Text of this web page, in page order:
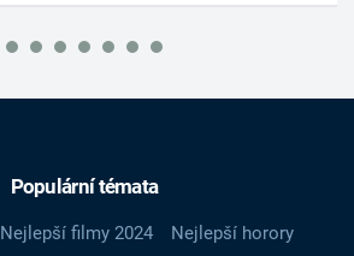
Populární témata
Nejlepší filmy 2024
Nejlepší horory